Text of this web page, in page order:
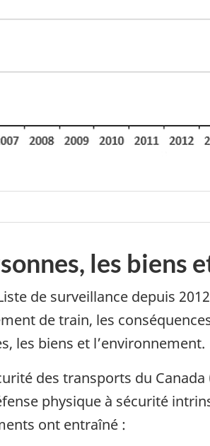
les biens
de surveillance depuis
de train, les
les biens et l’environnement.
des transports du
physique à sécurité
ont entraîné :